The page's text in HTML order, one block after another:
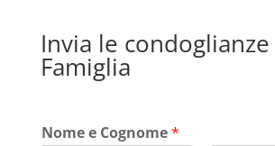
Invia le
Famiglia
Nome e Cognome*